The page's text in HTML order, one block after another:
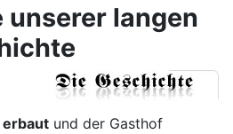
unserer langen
und der Gasthof